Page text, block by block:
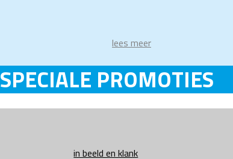
lees meer
SPECIALE PROMOTIES
in beeld en klank